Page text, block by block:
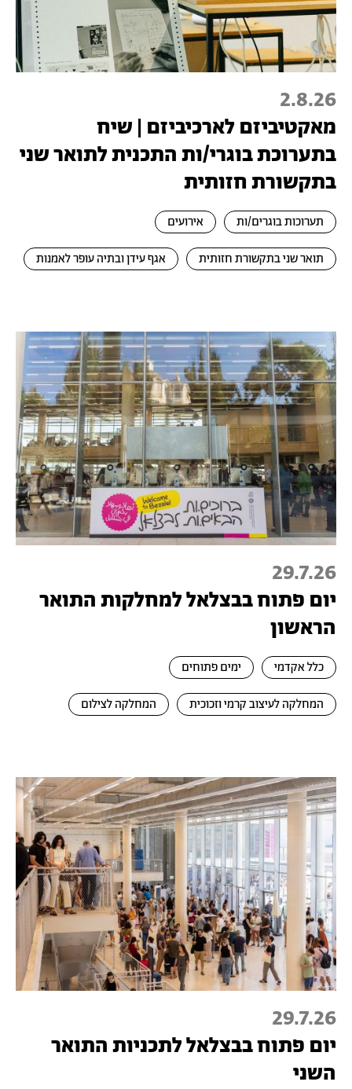
2.8.26
מאקטיביזם לארכיביזם | שיח
בתערוכת בוגרי/ות התכנית לתואר שני
בתקשורת חזותית
תערוכות בוגרים/ות אירועים
תואר שני בתקשורת חזותית אגף עידן ובתיה עופר לאמנות
29.7.26
יום פתוח בבצלאל למחלקות התואר
הראשון
כלל אקדמי ימים פתוחים
המחלקה לעיצוב קרמי וזכוכית המחלקה לצילום
29.7.26
יום פתוח בבצלאל לתכניות התואר
השני